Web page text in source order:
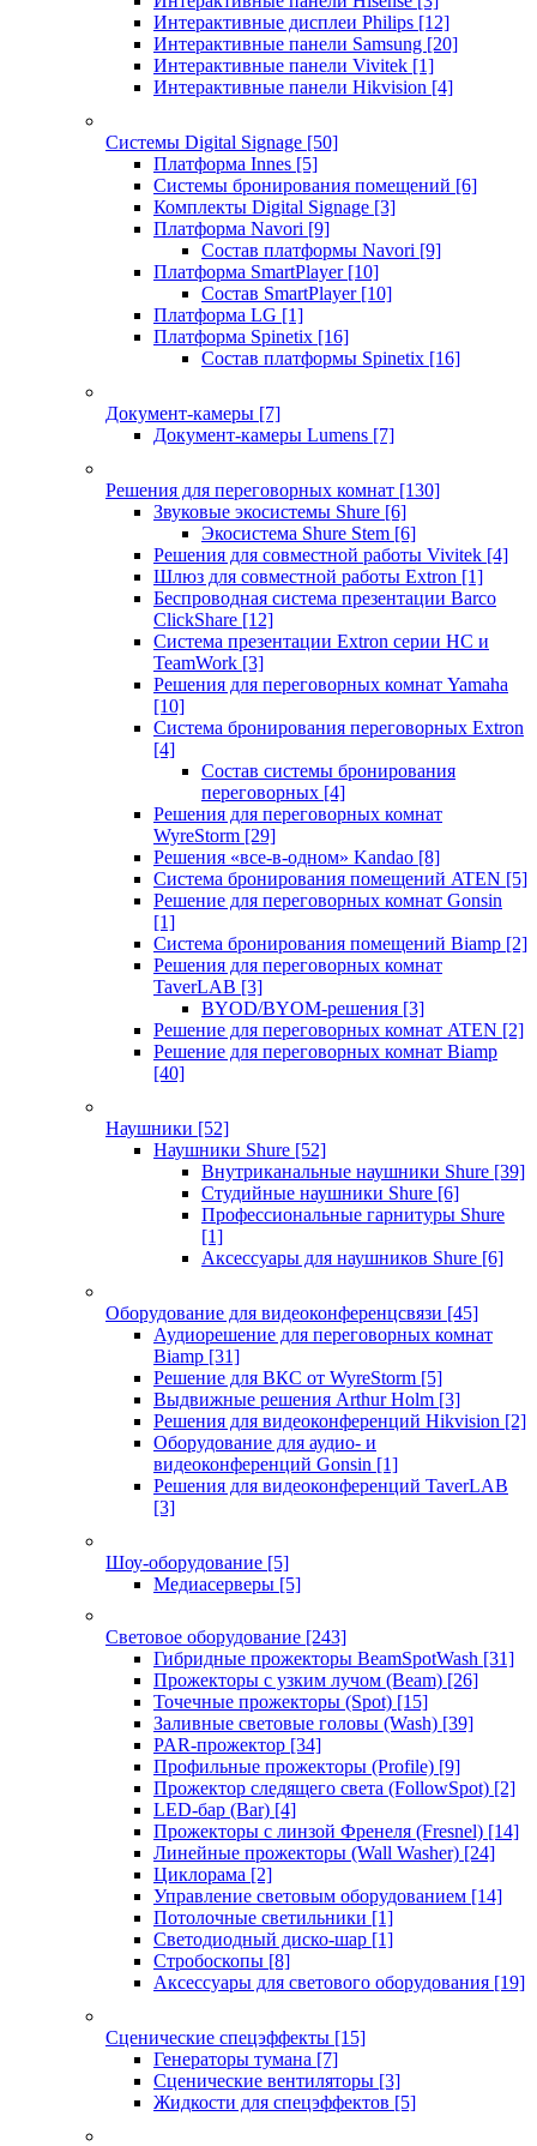
Интерактивные дисплеи Philips [12]
Интерактивные панели Samsung [20]
Интерактивные панели Vivitek [1]
Интерактивные панели Hikvision [4]
Системы Digital Signage [50]
Платформа Innes [5]
Системы бронирования помещений [6]
Комплекты Digital Signage [3]
Платформа Navori [9]
Состав платформы Navori [9]
Платформа SmartPlayer [10]
Состав SmartPlayer [10]
Платформа LG [1]
Платформа Spinetix [16]
Состав платформы Spinetix [16]
Документ-камеры [7]
Документ-камеры Lumens [7]
Решения для переговорных комнат [130]
Звуковые экосистемы Shure [6]
Экосистема Shure Stem [6]
Решения для совместной работы Vivitek [4]
Шлюз для совместной работы Extron [1]
Беспроводная система презентации Barco
ClickShare [12]
Система презентации Extron серии HC и
TeamWork [3]
Решения для переговорных комнат Yamaha
[10]
Система бронирования переговорных Extron
[4]
Состав системы бронирования
переговорных [4]
Решения для переговорных комнат
WyreStorm [29]
Решения «все-в-одном» Kandao [8]
Система бронирования помещений ATEN [5]
Решение для переговорных комнат Gonsin
[1]
Система бронирования помещений Biamp [2]
Решения для переговорных комнат
TaverLAB [3]
BYOD/BYOM-решения [3]
Решение для переговорных комнат ATEN [2]
Решение для переговорных комнат Biamp
[40]
Наушники [52]
Наушники Shure [52]
Внутриканальные наушники Shure [39]
Студийные наушники Shure [6]
Профессиональные гарнитуры Shure
[1]
Аксессуары для наушников Shure [6]
Оборудование для видеоконференцсвязи [45]
Аудиорешение для переговорных комнат
Biamp [31]
Решение для ВКС от WyreStorm [5]
Выдвижные решения Arthur Holm [3]
Решения для видеоконференций Hikvision [2]
Оборудование для аудио- и
видеоконференций Gonsin [1]
Решения для видеоконференций TaverLAB
[3]
Шоу-оборудование [5]
Медиасерверы [5]
Световое оборудование [243]
Гибридные прожекторы BeamSpotWash [31]
Прожекторы с узким лучом (Beam) [26]
Точечные прожекторы (Spot) [15]
Заливные световые головы (Wash) [39]
PAR-прожектор [34]
Профильные прожекторы (Profile) [9]
Прожектор следящего света (FollowSpot) [2]
LED-бар (Bar) [4]
Прожекторы с линзой Френеля (Fresnel) [14]
Линейные прожекторы (Wall Washer) [24]
Циклорама [2]
Управление световым оборудованием [14]
Потолочные светильники [1]
Светодиодный диско-шар [1]
Стробоскопы [8]
Аксессуары для светового оборудования [19]
Сценические спецэффекты [15]
Генераторы тумана [7]
Сценические вентиляторы [3]
Жидкости для спецэффектов [5]